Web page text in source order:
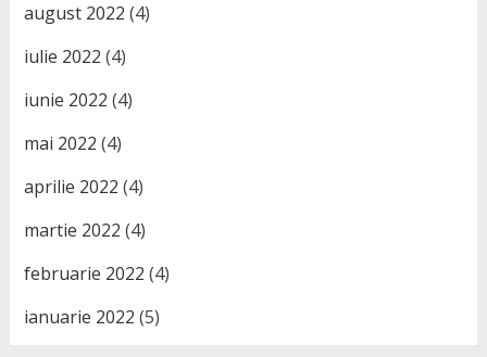
august 2022 (4)
iulie 2022 (4)
iunie 2022 (4)
mai 2022 (4)
aprilie 2022 (4)
martie 2022 (4)
februarie 2022 (4)
ianuarie 2022 (5)